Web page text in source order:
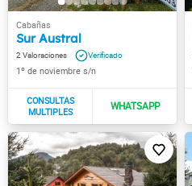
Sur Austral
2
1º de noviembre s/n